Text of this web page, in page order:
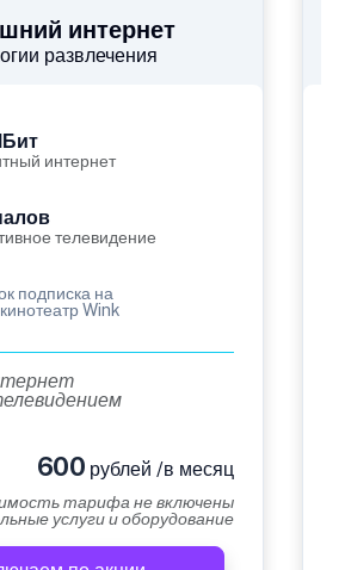
интернет
развлечения
интернет
телевидение
подписка на
Wink
600 рублей /в месяц
тарифа не включены
услуги и оборудование